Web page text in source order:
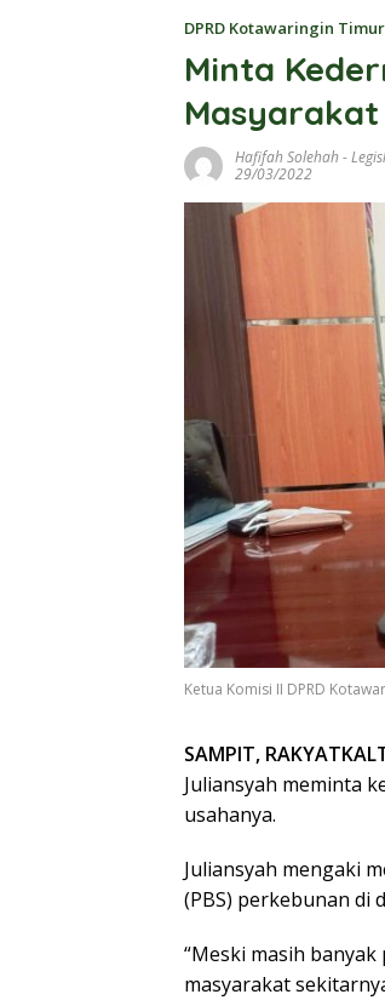
DPRD Kotawaringin Timur
Minta
Masyarakat
Hafifah Solehah -
29/03/2022
Ketua Komisi II DPRD
SAMPIT,
Juliansyah meminta
usahanya.
Juliansyah mengaki
(PBS) perkebunan di
“Meski masih
masyarakat